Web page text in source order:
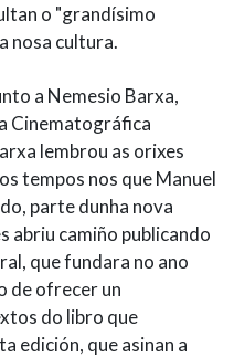
o "grandísimo
nosa cultura.
a Nemesio Barxa,
Cinematográfica
lembrou as orixes
tempos nos que Manuel
parte dunha nova
abriu camiño publicando
que fundara no ano
de ofrecer un
do libro que
edición, que asinan a